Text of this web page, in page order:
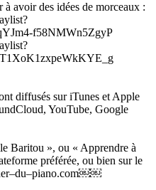
avoir des idées de morceaux :
f58NMWn5ZgyP
diffusés sur iTunes et Apple
YouTube, Google
Baritou », ou « Apprendre à
préférée, ou bien sur le